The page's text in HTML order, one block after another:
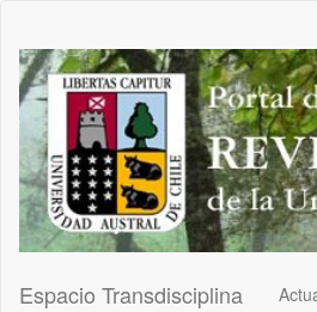
Contenido
principal
Barra
lateral
Espacio Transdisciplina